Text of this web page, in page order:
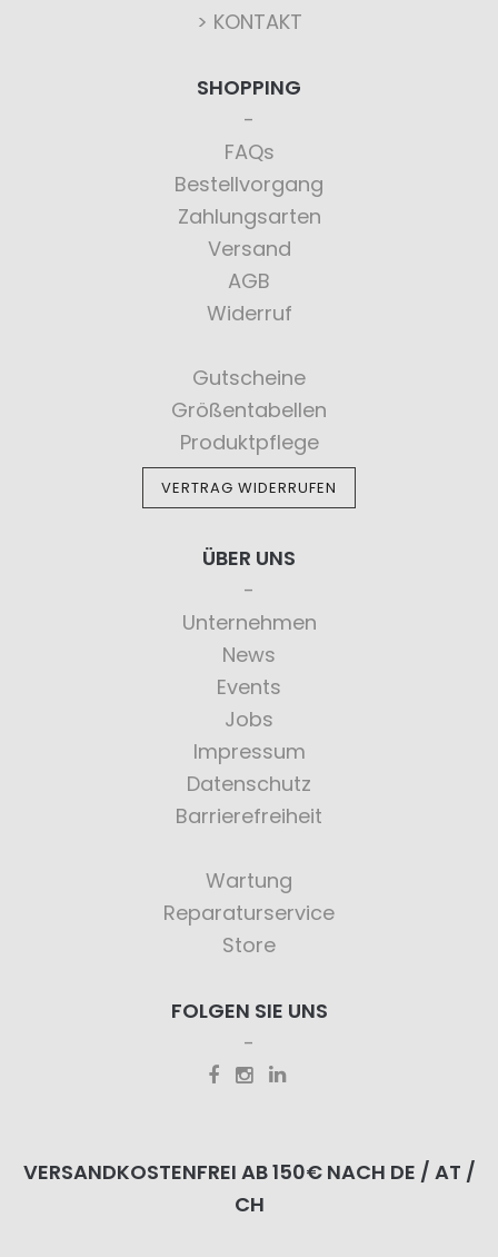
> KONTAKT
SHOPPING
FAQs
Bestellvorgang
Zahlungsarten
Versand
AGB
Widerruf
Gutscheine
Größentabellen
Produktpflege
VERTRAG WIDERRUFEN
ÜBER UNS
Unternehmen
News
Events
Jobs
Impressum
Datenschutz
Barrierefreiheit
Wartung
Reparaturservice
Store
FOLGEN SIE UNS
VERSANDKOSTENFREI AB 150€ NACH DE / AT /
CH